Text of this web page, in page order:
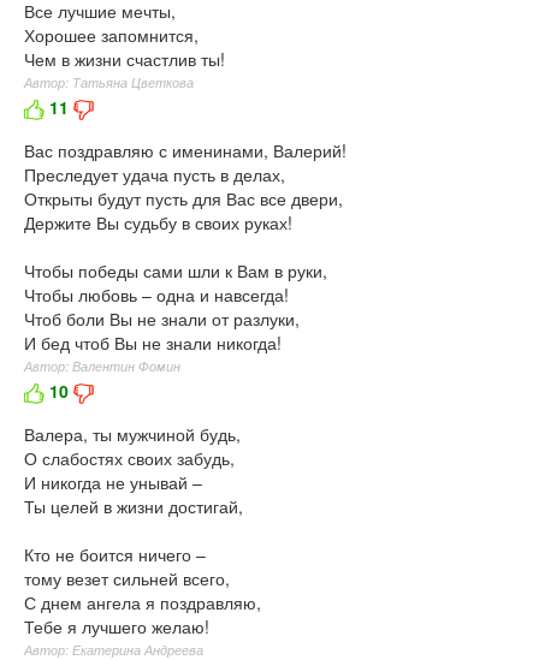
Все лучшие мечты,
Хорошее запомнится,
Чем в жизни счастлив ты!
Автор: Татьяна Цветкова
11
Вас поздравляю с именинами, Валерий!
Преследует удача пусть в делах,
Открыты будут пусть для Вас все двери,
Держите Вы судьбу в своих руках!
Чтобы победы сами шли к Вам в руки,
Чтобы любовь – одна и навсегда!
Чтоб боли Вы не знали от разлуки,
И бед чтоб Вы не знали никогда!
Автор: Валентин Фомин
10
Валера, ты мужчиной будь,
О слабостях своих забудь,
И никогда не унывай –
Ты целей в жизни достигай,
Кто не боится ничего –
тому везет сильней всего,
С днем ангела я поздравляю,
Тебе я лучшего желаю!
Автор: Екатерина Андреева